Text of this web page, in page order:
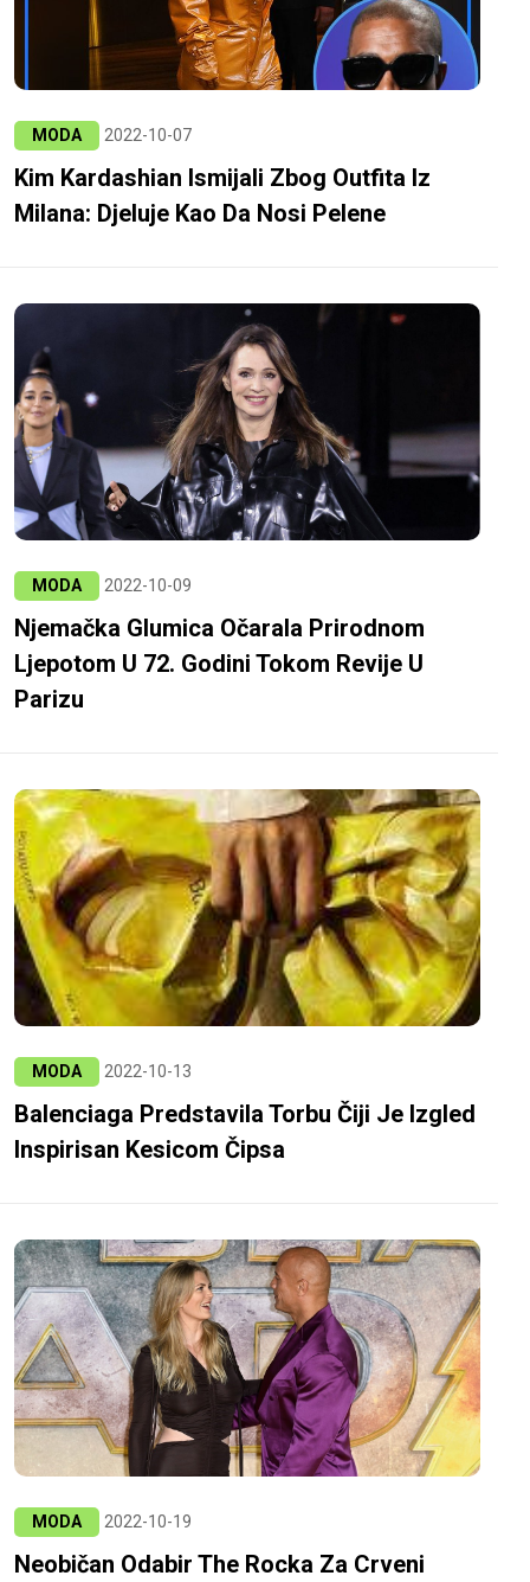
MODA 2022-10-07
Kim Kardashian Ismijali Zbog Outfita Iz
Milana: Djeluje Kao Da Nosi Pelene
MODA 2022-10-09
Njemačka Glumica Očarala Prirodnom
Ljepotom U 72. Godini Tokom Revije U
Parizu
MODA 2022-10-13
Balenciaga Predstavila Torbu Čiji Je Izgled
Inspirisan Kesicom Čipsa
MODA 2022-10-19
Neobičan Odabir The Rocka Za Crveni